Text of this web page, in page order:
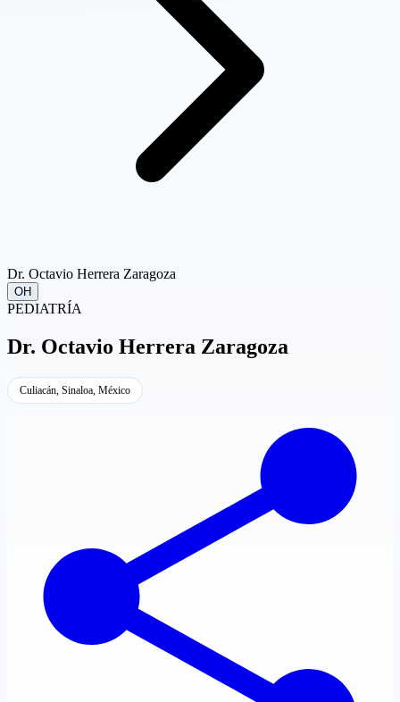
Dr. Octavio Herrera Zaragoza
OH
PEDIATRÍA
Dr. Octavio Herrera Zaragoza
Culiacán, Sinaloa, México